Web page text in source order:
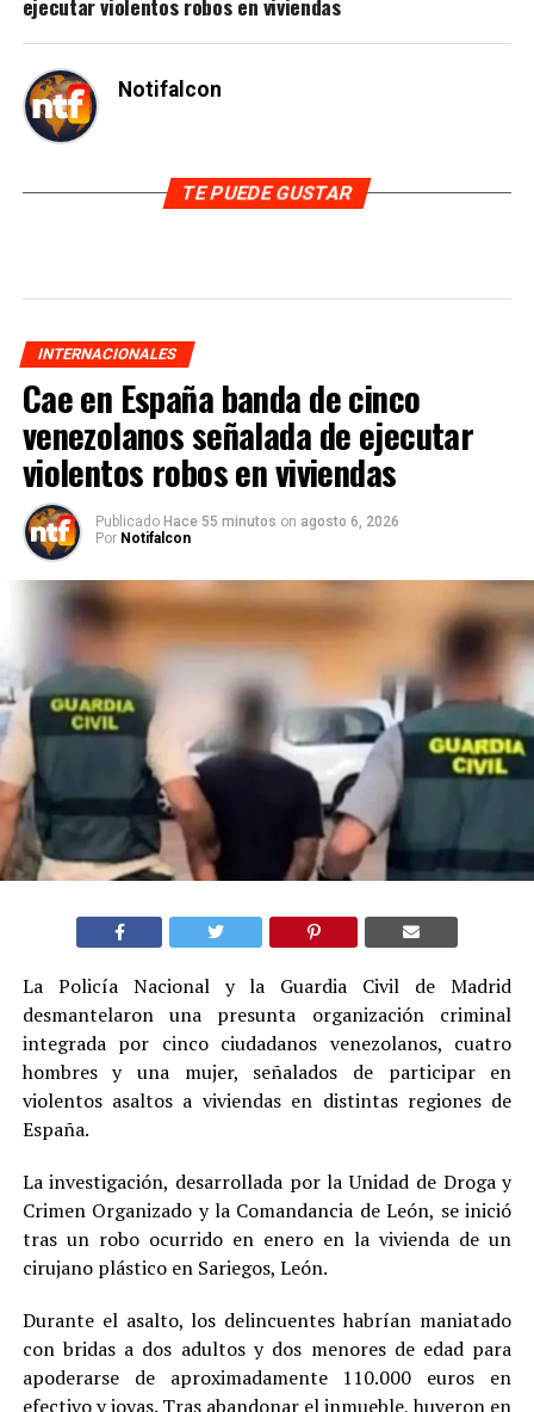
Notifalcon
TE PUEDE GUSTAR
INTERNACIONALES
Cae en España banda de cinco
venezolanos señalada de ejecutar
violentos robos en viviendas
Publicado Hace 55 minutos on agosto 6, 2026
Por Notifalcon
La Policía Nacional y la Guardia Civil de Madrid
desmantelaron una presunta organización criminal
integrada por cinco ciudadanos venezolanos, cuatro
hombres y una mujer, señalados de participar en
violentos asaltos a viviendas en distintas regiones de
España.
La investigación, desarrollada por la Unidad de Droga y
Crimen Organizado y la Comandancia de León, se inició
tras un robo ocurrido en enero en la vivienda de un
cirujano plástico en Sariegos, León.
Durante el asalto, los delincuentes habrían maniatado
con bridas a dos adultos y dos menores de edad para
apoderarse de aproximadamente 110.000 euros en
efectivo y joyas. Tras abandonar el inmueble, huyeron en